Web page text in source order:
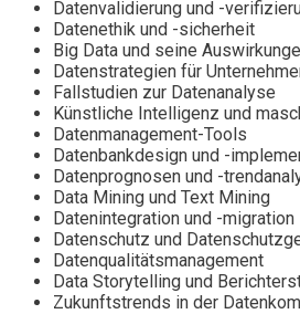
Datenvalidierung und -
Datenethik und -sicherheit
Big Data und seine
Datenstrategien für
Fallstudien zur Datenanalyse
Künstliche Intelligenz und
Datenmanagement-Tools
Datenbankdesign und -
Datenprognosen und -
Data Mining und Text Mining
Datenintegration und -migration
Datenschutz und
Datenqualitätsmanagement
Data Storytelling und
Zukunftstrends in der